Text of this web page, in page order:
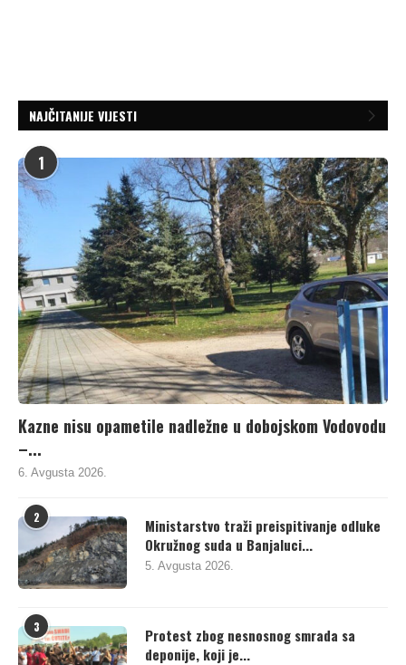
NAJČITANIJE VIJESTI
1
Kazne nisu opametile nadležne u dobojskom Vodovodu
–...
6. Avgusta 2026.
2
Ministarstvo traži preispitivanje odluke
Okružnog suda u Banjaluci...
5. Avgusta 2026.
3
Protest zbog nesnosnog smrada sa
deponije, koji je...